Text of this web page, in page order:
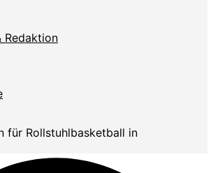
Redaktion
für Rollstuhlbasketball in